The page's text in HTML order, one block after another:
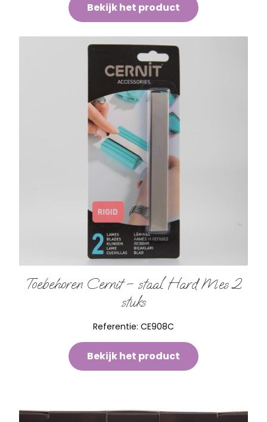
Bekijk het product
Toebehoren Cernit – staal Hard Mes 2
stuks
Referentie: CE908C
Bekijk het product